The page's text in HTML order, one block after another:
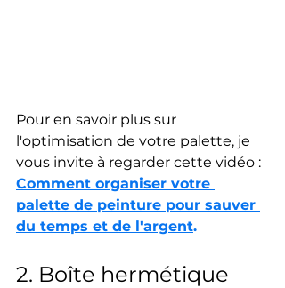
Pour en savoir plus sur
l'optimisation de votre palette, je
vous invite à regarder cette vidéo :
Comment organiser votre
palette de peinture pour sauver
du temps et de l'argent.
2. Boîte hermétique